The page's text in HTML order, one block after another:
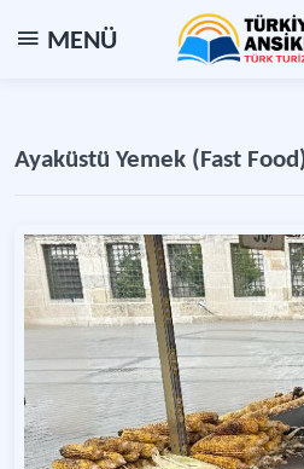
MENÜ
Ayaküstü Yemek (Fast